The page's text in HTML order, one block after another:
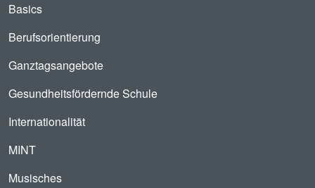
Basics
Berufsorientierung
Ganztagsangebote
Gesundheitsfördernde Schule
Internationalität
MINT
Musisches